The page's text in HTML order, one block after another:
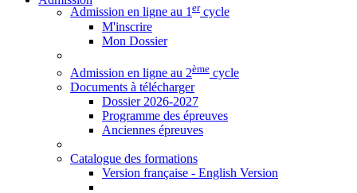
Admission en ligne au 1ercycle
M'inscrire
Mon Dossier
Admission en ligne au 2ème cycle
Documents à télécharger
Dossier 2026-2027
Programme des épreuves
Anciennes épreuves
Catalogue des formations
Version française - English Version